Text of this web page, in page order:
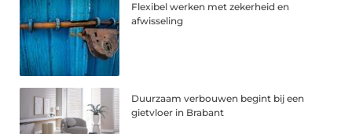
Flexibel werken met zekerheid en
afwisseling
Duurzaam verbouwen begint bij een
gietvloer in Brabant